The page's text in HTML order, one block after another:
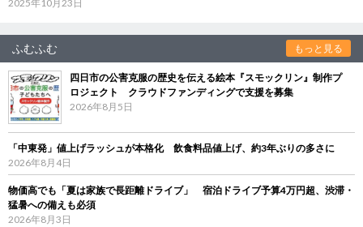
2025年10月23日
ふむふむ もっと見る
四日市の公害克服の歴史を伝える絵本『スモックリン』制作プ
ロジェクト クラウドファンディングで支援を募集
2026年8月5日
「中東発」値上げラッシュが本格化 飲食料品値上げ、約3年ぶりの多さに
2026年8月4日
物価高でも「夏は家族で長距離ドライブ」 宿泊ドライブ予算4万円超、渋滞・
猛暑への備えも必須
2026年8月3日